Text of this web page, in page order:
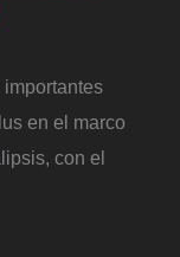
en el marco
con el